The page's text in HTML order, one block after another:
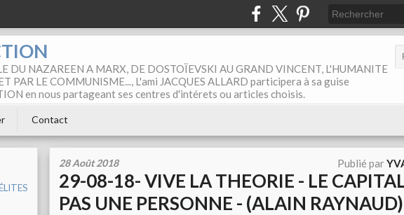
DU NAZAREEN A MARX, DE DOSTOÏEVSKI AU GRAND VINCENT, L'HUMANITE
PAR LE COMMUNISME..., L'ami JACQUES ALLARD participera à sa guise
en nous partageant ses centres d'intérets ou articles choisis.
Contact
28 Août 2018 Publié par
29-08-18- VIVE LA THEORIE - LE
PAS UNE PERSONNE - (ALAIN RAYNAUD)